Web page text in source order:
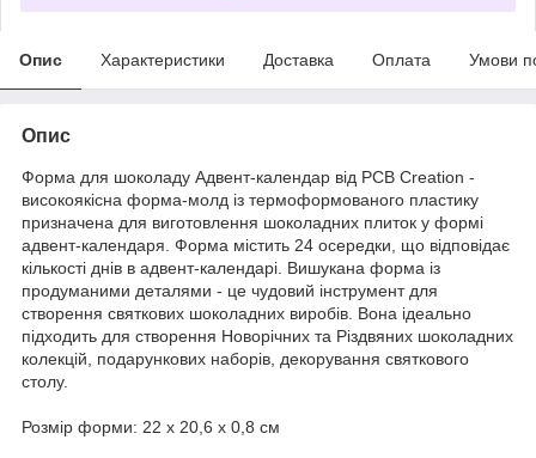
Опис Характеристики Доставка Оплата Умови
Опис
Форма для шоколаду Адвент-календар від PCB Creation -
високоякісна форма-молд із термоформованого пластику
призначена для виготовлення шоколадних плиток у формі
адвент-календаря. Форма містить 24 осередки, що відповідає
кількості днів в адвент-календарі. Вишукана форма із
продуманими деталями - це чудовий інструмент для
створення святкових шоколадних виробів. Вона ідеально
підходить для створення Новорічних та Різдвяних шоколадних
колекцій, подарункових наборів, декорування святкового
столу.
Розмір форми: 22 х 20,6 х 0,8 см